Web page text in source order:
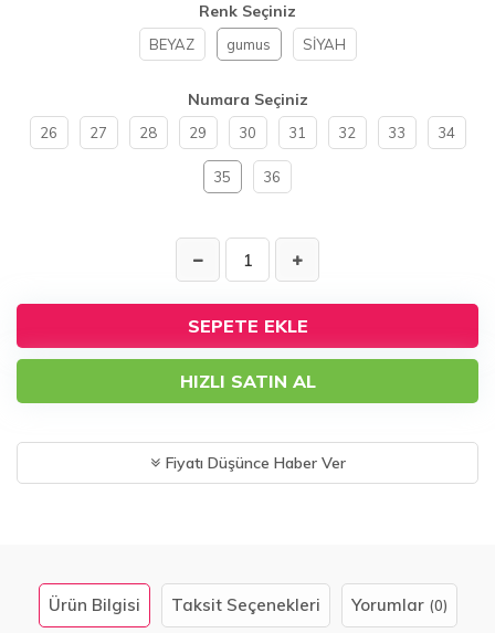
Renk Seçiniz
BEYAZ gumus SİYAH
Numara Seçiniz
26 27 28 29 30 31 32 33 34
35 36
SEPETE EKLE
HIZLI SATIN AL
Fiyatı Düşünce Haber Ver
Ürün Bilgisi Taksit Seçenekleri Yorumlar (0)